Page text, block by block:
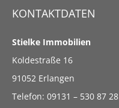
KONTAKTDATEN
Stielke Immobilien
Koldestraße 16
91052 Erlangen
Telefon: 09131 – 530 87 28